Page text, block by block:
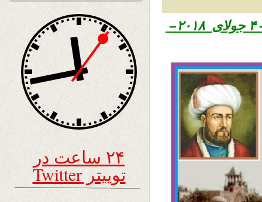
سرطان ۱۳۹۷ – ۴ جولای ۲۰۱۸–
۲۴ ساعت در
توییتر Twitter